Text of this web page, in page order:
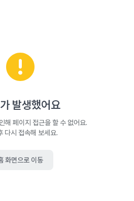
발생했어요
해 페이지 접근을 할 수 없어요.
다시 접속해 보세요.
화면으로 이동